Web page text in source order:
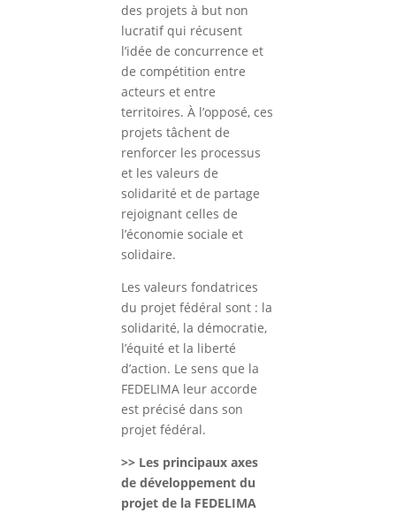
des projets à but non
lucratif qui récusent
l’idée de concurrence et
de compétition entre
acteurs et entre
territoires. À l’opposé, ces
projets tâchent de
renforcer les processus
et les valeurs de
solidarité et de partage
rejoignant celles de
l’économie sociale et
solidaire.
Les valeurs fondatrices
du projet fédéral sont : la
solidarité, la démocratie,
l’équité et la liberté
d’action. Le sens que la
FEDELIMA leur accorde
est précisé dans son
projet fédéral.
>> Les principaux axes
de développement du
projet de la FEDELIMA